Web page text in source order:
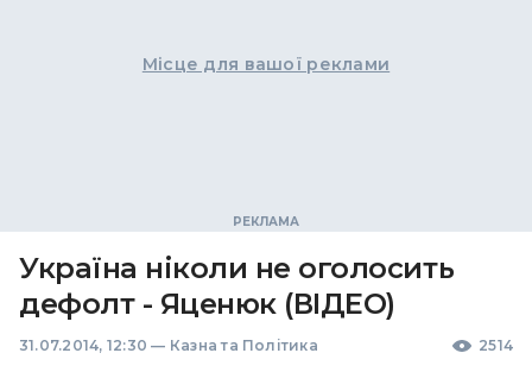
Місце для вашої реклами
Україна ніколи не оголосить
дефолт - Яценюк (ВІДЕО)
31.07.2014, 12:30 — Казна та Політика 2514